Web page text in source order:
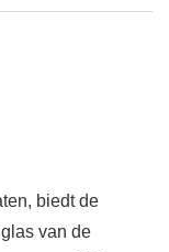
biedt de
van de